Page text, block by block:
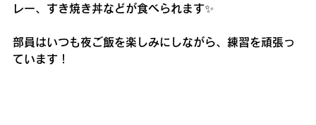
レー、すき焼き丼などが食べられます✨
部員はいつも夜ご飯を楽しみにしながら、練習を頑張っ
ています！